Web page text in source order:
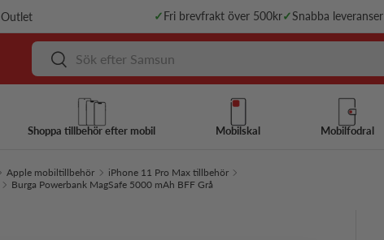
Outlet ✓ Fri brevfrakt över 500kr✓Snabba leveranser
Sök Sök
Shoppa tillbehör efter mobil Mobilskal Mobilfodral
Apple mobiltillbehör
iPhone 11 Pro Max tillbehör
Burga Powerbank MagSafe 5000 mAh BFF Grå